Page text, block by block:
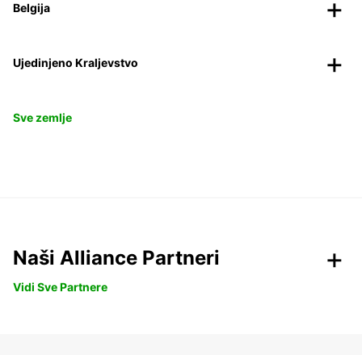
Belgija
Ujedinjeno Kraljevstvo
Sve zemlje
Naši Alliance Partneri
Vidi Sve Partnere